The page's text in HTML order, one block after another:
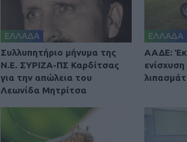
ΕΛΛΑΔΑ
Συλλυπητήριο μήνυμα της
Ν.Ε. ΣΥΡΙΖΑ-ΠΣ Καρδίτσας
για την απώλεια του
Λεωνίδα Μητρίτσα
ΕΛΛΑΔΑ
ΑΑΔΕ: